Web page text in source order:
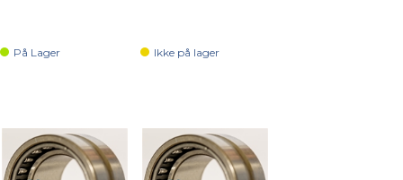
På Lager Ikke på lager